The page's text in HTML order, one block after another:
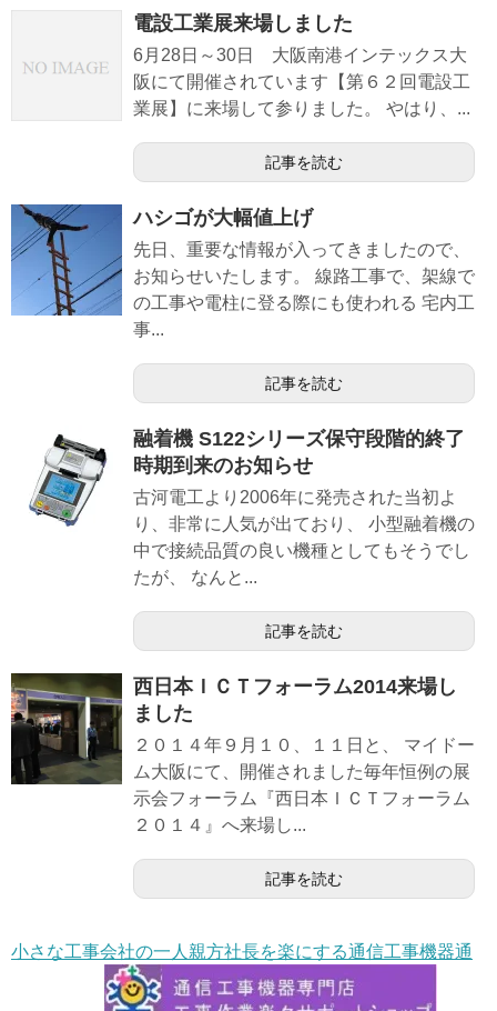
電設工業展来場しました
6月28日～30日 大阪南港インテックス大
阪にて開催されています【第６２回電設工
業展】に来場して参りました。 やはり、...
記事を読む
ハシゴが大幅値上げ
先日、重要な情報が入ってきましたので、
お知らせいたします。 線路工事で、架線で
の工事や電柱に登る際にも使われる 宅内工
事...
記事を読む
融着機 S122シリーズ保守段階的終了
時期到来のお知らせ
古河電工より2006年に発売された当初よ
り、非常に人気が出ており、 小型融着機の
中で接続品質の良い機種としてもそうでし
たが、 なんと...
記事を読む
西日本ＩＣＴフォーラム2014来場し
ました
２０１４年９月１０、１１日と、 マイドー
ム大阪にて、開催されました毎年恒例の展
示会フォーラム『西日本ＩＣＴフォーラム
２０１４』へ来場し...
記事を読む
小さな工事会社の一人親方社長を楽にする通信工事機器通